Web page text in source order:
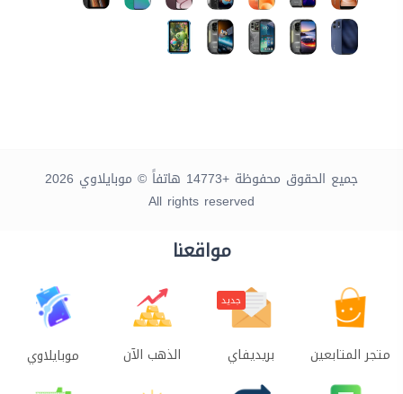
جميع الحقوق محفوظة +14773 هاتفاً © موبايلاوي 2026
All rights reserved